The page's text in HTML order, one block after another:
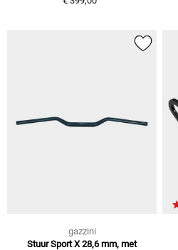
gazzini
Stuur Sport X 28,6 mm, met